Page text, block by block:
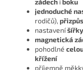
zádech iboku
jednoduché
rodičů),
nastaveníšířky
magnetická
pohodlné
křížení
příjemně